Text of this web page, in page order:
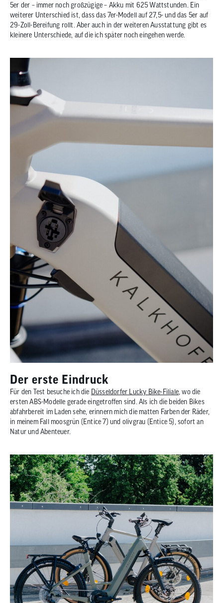
5er der – immer noch großzügige – Akku mit 625 Wattstunden. Ein
weiterer Unterschied ist, dass das 7er-Modell auf 27,5- und das 5er auf
29-Zoll-Bereifung rollt. Aber auch in der weiteren Ausstattung gibt es
kleinere Unterschiede, auf die ich später noch eingehen werde.
Der erste Eindruck
Für den Test besuche ich die Düsseldorfer Lucky Bike-Filiale , wo die
ersten ABS-Modelle gerade eingetroffen sind. Als ich die beiden Bikes
abfahrbereit im Laden sehe, erinnern mich die matten Farben der Räder,
in meinem Fall moosgrün (Entice 7) und olivgrau (Entice 5), sofort an
Natur und Abenteuer.